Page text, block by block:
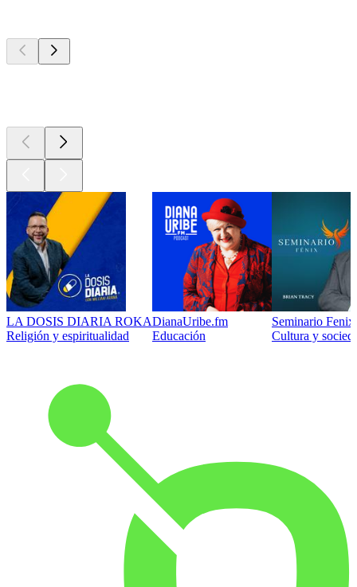
LA DOSIS DIARIA ROKA
Religión y espiritualidad
DianaUribe.fm
Educación
Seminario
Cultura y